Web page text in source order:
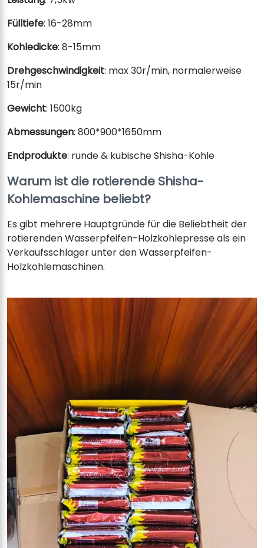
Fülltiefe: 16-28mm
Kohledicke: 8-15mm
Drehgeschwindigkeit: max 30r/min, normalerweise
15r/min
Gewicht: 1500kg
Abmessungen: 800*900*1650mm
Endprodukte: runde & kubische Shisha-Kohle
Warum ist die rotierende Shisha-
Kohlemaschine beliebt?
Es gibt mehrere Hauptgründe für die Beliebtheit der
rotierenden Wasserpfeifen-Holzkohlepresse als ein
Verkaufsschlager unter den Wasserpfeifen-
Holzkohlemaschinen.